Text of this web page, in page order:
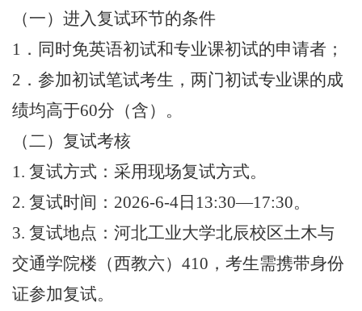
（一）进入复试环节的条件
1．同时免英语初试和专业课初试的申请者；
2．参加初试笔试考生，两门初试专业课的成
绩均高于60分（含）。
（二）复试考核
1. 复试方式：采用现场复试方式。
2. 复试时间：2026-6-4日13:30—17:30。
3. 复试地点：河北工业大学北辰校区土木与
交通学院楼（西教六）410，考生需携带身份
证参加复试。